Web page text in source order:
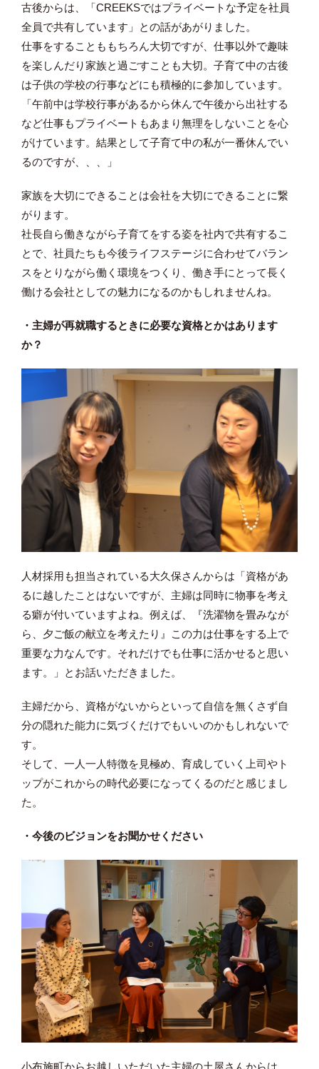
古後からは、「CREEKSではプライベートな予定を社員
全員で共有しています」との話があがりました。
仕事をすることももちろん大切ですが、仕事以外で趣味
を楽しんだり家族と過ごすことも大切。子育て中の古後
は子供の学校の行事などにも積極的に参加しています。
「午前中は学校行事があるから休んで午後から出社する
など仕事もプライベートもあまり無理をしないことを心
がけています。結果として子育て中の私が一番休んでい
るのですが、、、」
家族を大切にできることは会社を大切にできることに繋
がります。
社長自ら働きながら子育てをする姿を社内で共有するこ
とで、社員たちも今後ライフステージに合わせてバラン
スをとりながら働く環境をつくり、働き手にとって長く
働ける会社としての魅力になるのかもしれませんね。
・主婦が再就職するときに必要な資格とかはあります
か？
人材採用も担当されている大久保さんからは「資格があ
るに越したことはないですが、主婦は同時に物事を考え
る癖が付いていますよね。例えば、『洗濯物を畳みなが
ら、夕ご飯の献立を考えたり』この力は仕事をする上で
重要な力なんです。それだけでも仕事に活かせると思い
ます。」とお話いただきました。
主婦だから、資格がないからといって自信を無くさず自
分の隠れた能力に気づくだけでもいいのかもしれないで
す。
そして、一人一人特徴を見極め、育成していく上司やト
ップがこれからの時代必要になってくるのだと感じまし
た。
・今後のビジョンをお聞かせください